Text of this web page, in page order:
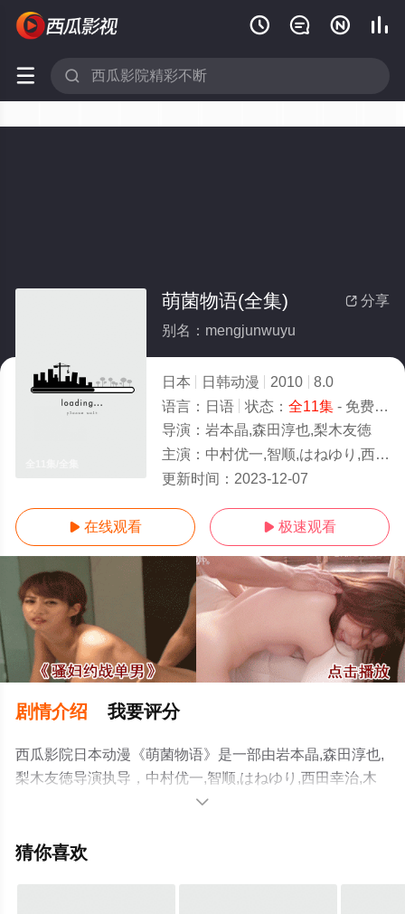
   
 
 分享
萌菌物语(全集)
别名：mengjunwuyu
日本 日韩动漫 2010
8.0
语言： 日语 状态： 全11集- 免费在线观看
导演： 岩本晶,森田淳也,梨木友徳
主演： 中村优一,智顺,はねゆり,西田幸治,木村明浩,加藤夏希,黑泽年雄,板野友美,冬马由美
更新时间： 2023-12-07
 在线观看  极速观看
剧情介绍 我要评分
西瓜影院日本动漫《萌菌物语》是一部由岩本晶,森田淳也,
梨木友徳导演执导，中村优一,智顺,はねゆり,西田幸治,木
村明浩,加藤夏希,黑泽年雄,板野友美,冬马由美等演员精彩
费在线观看高清无删减完整版动漫全集就上策驰电影网，

猜你喜欢